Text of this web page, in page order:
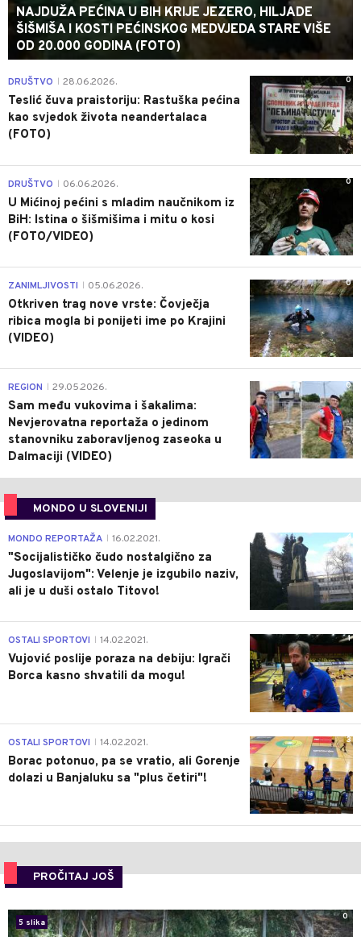
NAJDUŽA PEĆINA U BIH KRIJE JEZERO, HILJADE
ŠIŠMIŠA I KOSTI PEĆINSKOG MEDVJEDA STARE VIŠE
OD 20.000 GODINA (FOTO)
0
DRUŠTVO 28.06.2026.
Teslić čuva praistoriju: Rastuška pećina
kao svjedok života neandertalaca
(FOTO)
0
DRUŠTVO 06.06.2026.
U Mićinoj pećini s mladim naučnikom iz
BiH: Istina o šišmišima i mitu o kosi
(FOTO/VIDEO)
0
ZANIMLJIVOSTI 05.06.2026.
Otkriven trag nove vrste: Čovječja
ribica mogla bi ponijeti ime po Krajini
(VIDEO)
0
REGION 29.05.2026.
Sam među vukovima i šakalima:
Nevjerovatna reportaža o jedinom
stanovniku zaboravljenog zaseoka u
Dalmaciji (VIDEO)
MONDO U SLOVENIJI
4
MONDO REPORTAŽA 16.02.2021.
"Socijalističko čudo nostalgično za
Jugoslavijom": Velenje je izgubilo naziv,
ali je u duši ostalo Titovo!
1
OSTALI SPORTOVI 14.02.2021.
Vujović poslije poraza na debiju: Igrači
Borca kasno shvatili da mogu!
3
OSTALI SPORTOVI 14.02.2021.
Borac potonuo, pa se vratio, ali Gorenje
dolazi u Banjaluku sa "plus četiri"!
PROČITAJ JOŠ
5 slika
0